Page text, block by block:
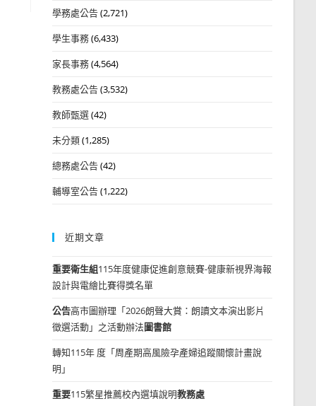
學務處公告(2,721)
學生事務(6,433)
家長事務(4,564)
教務處公告(3,532)
教師甄選(42)
未分類(1,285)
總務處公告(42)
輔導室公告(1,222)
近期文章
重要衛生組115年度健康促進創意競賽-健康新視界海報
設計與電繪比賽得獎名單
公告高市圖辦理「2026朗聲大賞：朗讀文本演出影片
徵選活動」之活動辦法圖書館
轉知115年 度「周產期高風險孕產婦追蹤關懷計畫說
明」
重要115繁星推薦校內選填說明教務處